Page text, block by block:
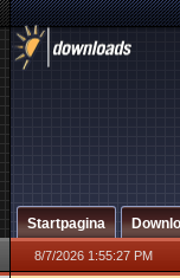
Startpagina
8/7/2026 1:55:27 PM